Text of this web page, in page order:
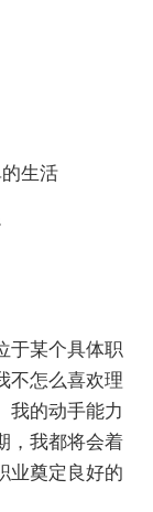
生活
于某个具体职
不怎么喜欢理
我的动手能力
，我都将会着
业奠定良好的